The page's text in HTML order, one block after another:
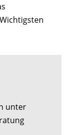
unter